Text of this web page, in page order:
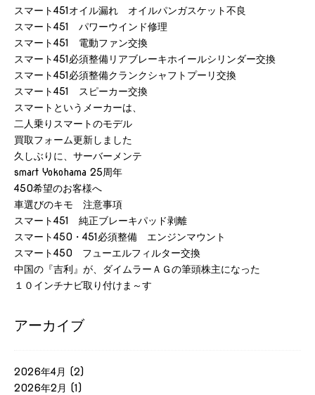
スマート451オイル漏れ オイルパンガスケット不良
スマート451 パワーウインド修理
スマート451 電動ファン交換
スマート451必須整備リアブレーキホイールシリンダー交換
スマート451必須整備クランクシャフトプーリ交換
スマート451 スピーカー交換
スマートというメーカーは、
二人乗りスマートのモデル
買取フォーム更新しました
久しぶりに、サーバーメンテ
smart Yokohama 25周年
450希望のお客様へ
車選びのキモ 注意事項
スマート451 純正ブレーキパッド剥離
スマート450・451必須整備 エンジンマウント
スマート450 フューエルフィルター交換
中国の『吉利』が、ダイムラーＡＧの筆頭株主になった
１０インチナビ取り付けま～す
アーカイブ
2026年4月 (2)
2026年2月 (1)